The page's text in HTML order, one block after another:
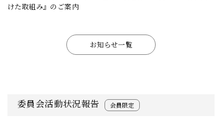
けた取組み』のご案内
お知らせ一覧
委員会活動状況報告 会員限定